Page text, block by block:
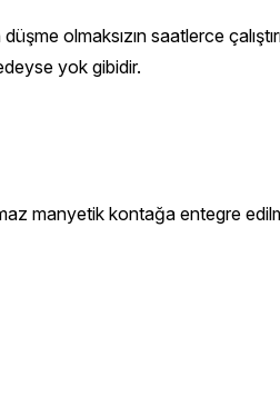
olmaksızın saatlerce
yok gibidir.
manyetik kontağa entegre